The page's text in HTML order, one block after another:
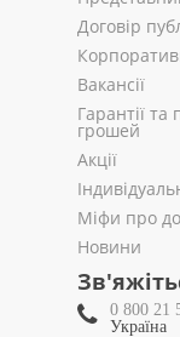
Договір
Вакансії
Гарантії
грошей
Акції
Міфи про
Новини
0 800 21
Україна